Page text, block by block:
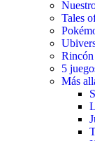
Tales
5
Más